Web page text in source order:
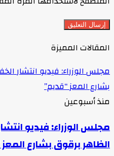
المقالات المميزة
مجلس الوزراء: فيديو انتشار
بشارع المعز “قديم”
منذ أسبوعين
مجلس الوزراء: فيديو
الظاهر برقوق بشارع